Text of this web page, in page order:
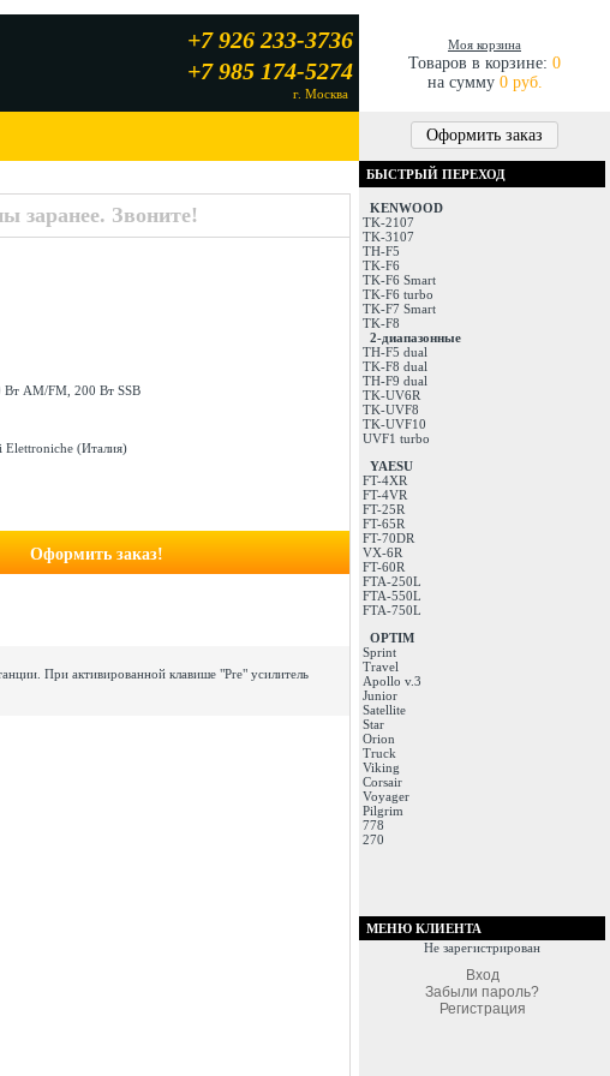
+7 926 233-3736
+7 985 174-5274
г. Москва
Моя корзина
Товаров в корзине: 0
на сумму 0 руб.
Оформить заказ
заранее. Звоните!
Вт AM/FM, 200 Вт SSB
Elettroniche (Италия)
Оформить заказ!
При активированной клавише "Pre" усилитель
БЫСТРЫЙ ПЕРЕХОД
KENWOOD
TK-2107
TK-3107
TH-F5
TK-F6
TK-F6 Smart
TK-F6 turbo
TK-F7 Smart
TK-F8
2-диапазонные
TH-F5 dual
TK-F8 dual
TH-F9 dual
TK-UV6R
TK-UVF8
TK-UVF10
UVF1 turbo
YAESU
FT-4XR
FT-4VR
FT-25R
FT-65R
FT-70DR
VX-6R
FT-60R
FTA-250L
FTA-550L
FTA-750L
OPTIM
Sprint
Travel
Apollo v.3
Junior
Satellite
Star
Orion
Truck
Viking
Corsair
Voyager
Pilgrim
778
270
МЕНЮ КЛИЕНТА
Не зарегистрирован
Вход
Забыли пароль?
Регистрация